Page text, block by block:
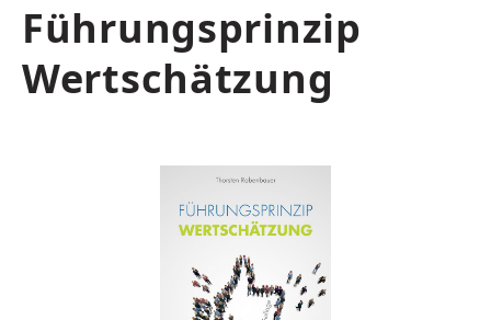
Führungsprinzip
Wertschätzung
Bildergalerie überspringen